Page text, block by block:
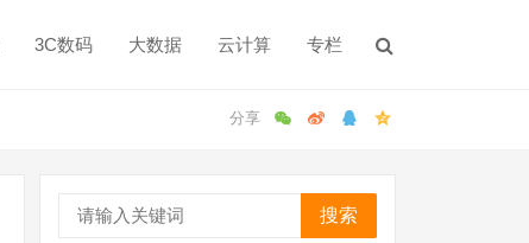
3C数码 大数据 云计算 专栏
搜索